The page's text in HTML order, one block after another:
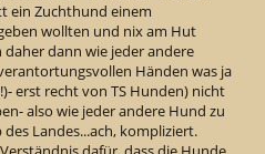
ein Zuchthund einem
wollten und nix am Hut
dann wie jeder andere
Händen was ja
erst recht von TS Hunden) nicht
also wie jeder andere Hund zu
Landes...ach, kompliziert.